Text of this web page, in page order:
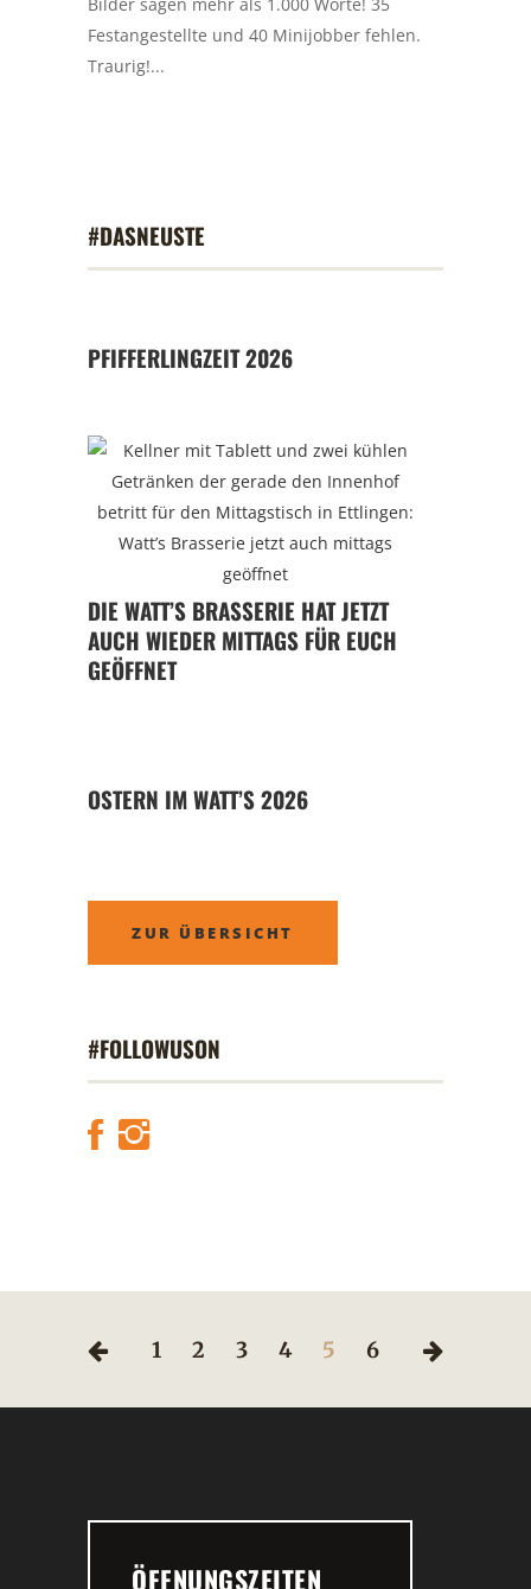
Festangestellte und 40 Minijobber fehlen.
Traurig!...
#DASNEUSTE
PFIFFERLINGZEIT 2026
DIE WATT’S BRASSERIE HAT JETZT
AUCH WIEDER MITTAGS FÜR EUCH
GEÖFFNET
OSTERN IM WATT’S 2026
ZUR ÜBERSICHT
#FOLLOWUSON
1 2 3 4 5 6
ÖFFNUNGSZEITEN